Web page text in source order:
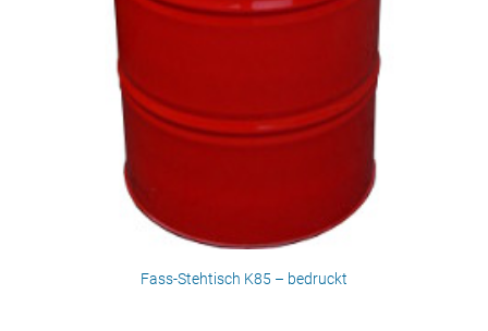
Fass-Stehtisch K85 – bedruckt